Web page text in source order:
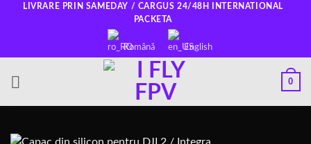
LIVRARE PRIN SAMEDAY / CARGUS 24/48H INTERNATIONAL
PACKETA
Română English
0